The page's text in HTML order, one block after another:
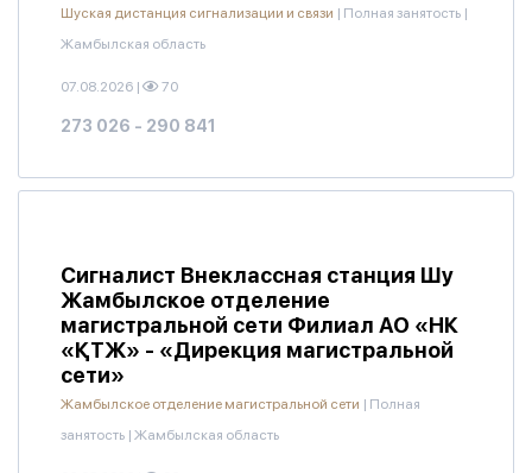
Шуская дистанция сигнализации и связи | Полная занятость |
Жамбылская область
07.08.2026 | 70
273 026 - 290 841
Сигналист Внеклассная станция Шу
Жамбылское отделение
магистральной сети Филиал АО «НК
«ҚТЖ» - «Дирекция магистральной
сети»
Жамбылское отделение магистральной сети | Полная
занятость | Жамбылская область